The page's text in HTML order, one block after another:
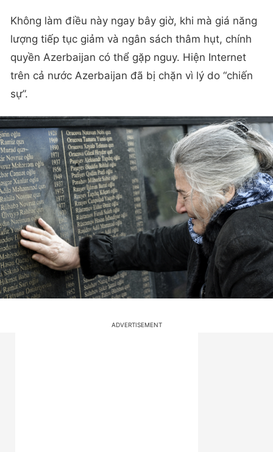
Không làm điều này ngay bây giờ, khi mà giá năng
lượng tiếp tục giảm và ngân sách thâm hụt, chính
quyền Azerbaijan có thể gặp nguy. Hiện Internet
trên cả nước Azerbaijan đã bị chặn vì lý do “chiến
sự”.